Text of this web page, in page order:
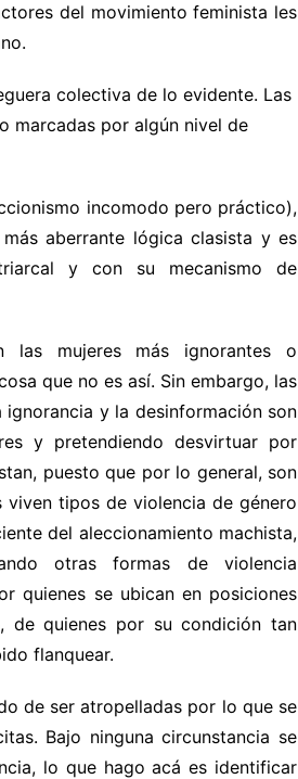
del movimiento feminista les
colectiva de lo evidente. Las
marcadas por algún nivel de
incomodo pero práctico),
aberrante lógica clasista y es
y con su mecanismo de
las mujeres más ignorantes o
que no es así. Sin embargo, las
y la desinformación son
y pretendiendo desvirtuar por
puesto que por lo general, son
viven tipos de violencia de género
del aleccionamiento machista,
otras formas de violencia
quienes se ubican en posiciones
de quienes por su condición tan
flanquear.
de ser atropelladas por lo que se
Bajo ninguna circunstancia se
lo que hago acá es identificar